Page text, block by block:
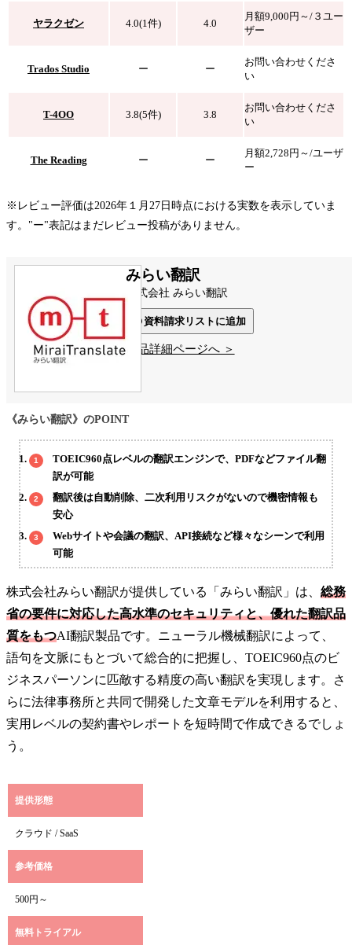
ヤラクゼン 4.0(1件) 4.0
月額9,000円～/３ユー
ザー
Trados Studio ー ー
お問い合わせくださ
い
T-4OO 3.8(5件) 3.8
お問い合わせくださ
い
The Reading ー ー
月額2,728円～/ユーザ
ー
※レビュー評価は2026年１月27日時点における実数を表示していま
す。"ー"表記はまだレビュー投稿がありません。
みらい翻訳
株式会社 みらい翻訳
資料請求リストに追加
製品詳細ページへ ＞
《みらい翻訳》のPOINT
TOEIC960点レベルの翻訳エンジンで、PDFなどファイル翻
訳が可能
翻訳後は自動削除、二次利用リスクがないので機密情報も
安心
Webサイトや会議の翻訳、API接続など様々なシーンで利用
可能
株式会社みらい翻訳が提供している「みらい翻訳」は、 総務
省の要件に対応した高水準のセキュリティと、優れた翻訳品
質をもつAI翻訳製品です。ニューラル機械翻訳によって、
語句を文脈にもとづいて総合的に把握し、TOEIC960点のビ
ジネスパーソンに匹敵する精度の高い翻訳を実現します。さ
らに法律事務所と共同で開発した文章モデルを利用すると、
実用レベルの契約書やレポートを短時間で作成できるでしょ
う。
提供形態
クラウド / SaaS
参考価格
500円～
無料トライアル